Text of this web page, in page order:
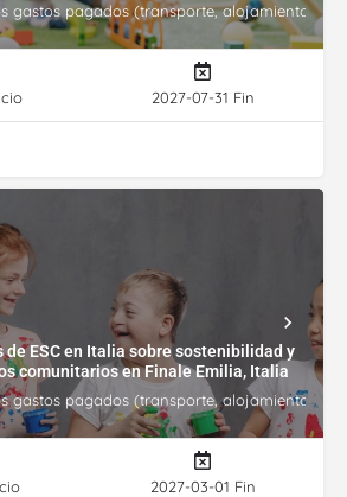
gastos pagados (transporte, alojamiento,
2027-07-31 Fin
de ESC en Italia sobre sostenibilidad y
comunitarios en Finale Emilia, Italia
gastos pagados (transporte, alojamiento,
2027-03-01 Fin